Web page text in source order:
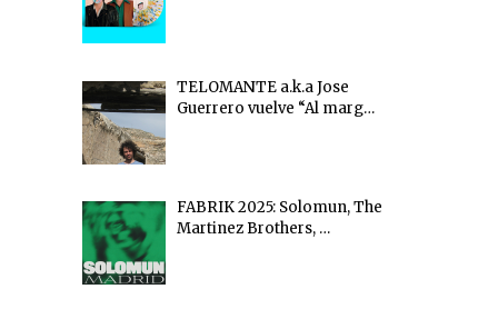
TELOMANTE a.k.a Jose
Guerrero vuelve “Al marg…
FABRIK 2025: Solomun, The
Martinez Brothers, …